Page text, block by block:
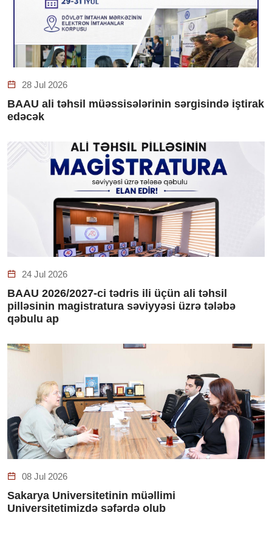
28 Jul 2026
BAAU ali təhsil müəssisələrinin sərgisində iştirak
edəcək
24 Jul 2026
BAAU 2026/2027-ci tədris ili üçün ali təhsil
pilləsinin magistratura səviyyəsi üzrə tələbə
qəbulu ap
08 Jul 2026
Sakarya Universitetinin müəllimi
Universitetimizdə səfərdə olub